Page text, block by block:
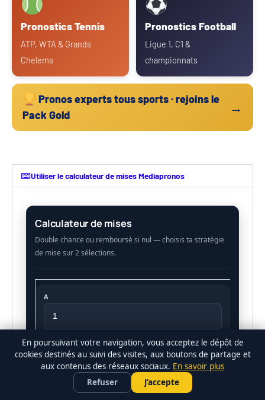
Pronostics Tennis
ATP, WTA & Grands
Chelems
Pronostics Football
Ligue 1, C1 &
championnats
Pronos experts tous sports · rejoins le
Pack Gold
→
Utiliser le calculateur de mises Mediapronos
Calculateur de mises
A
B
En poursuivant votre navigation, vous acceptez le dépôt de
cookies destinés au suivi des visites, aux boutons de partage et
aux contenus des réseaux sociaux. En savoir plus
Refuser
J’accepte